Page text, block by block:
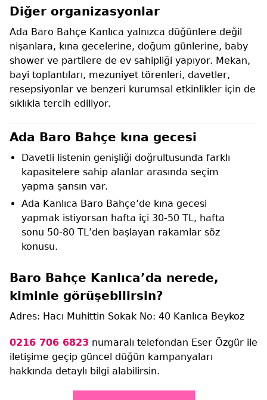
Diğer organizasyonlar
Ada Baro Bahçe Kanlıca yalnızca düğünlere değil
nişanlara, kına gecelerine, doğum günlerine, baby
shower ve partilere de ev sahipliği yapıyor. Mekan,
bayi toplantıları, mezuniyet törenleri, davetler,
resepsiyonlar ve benzeri kurumsal etkinlikler için de
sıklıkla tercih ediliyor.
Ada Baro Bahçe kına gecesi
Davetli listenin genişliği doğrultusunda farklı
kapasitelere sahip alanlar arasında seçim
yapma şansın var.
Ada Kanlıca Baro Bahçe’de kına gecesi
yapmak istiyorsan hafta içi 30-50 TL, hafta
sonu 50-80 TL’den başlayan rakamlar söz
konusu.
Baro Bahçe Kanlıca’da nerede,
kiminle görüşebilirsin?
Adres: Hacı Muhittin Sokak No: 40 Kanlıca Beykoz
0216 706 6823 numaralı telefondan Eser Özgür ile
iletişime geçip güncel düğün kampanyaları
hakkında detaylı bilgi alabilirsin.